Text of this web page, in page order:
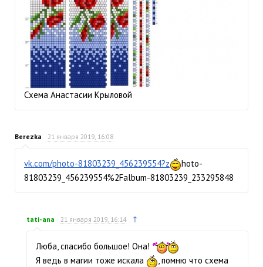
Схема Анастасии Крыловой
Berezka 21 января 2019, 16:08
vk.com/photo-81803239_456239554?z
hoto-
81803239_456239554%2Falbum-81803239_233295848
tati-ana 21 января 2019, 16:14 ↑
Люба, спасибо большое! Она!
Я ведь в магии тоже искала
, помню что схема